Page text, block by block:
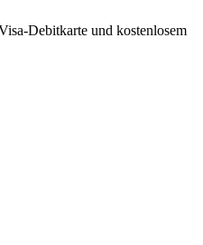
Debitkarte und kostenlosem